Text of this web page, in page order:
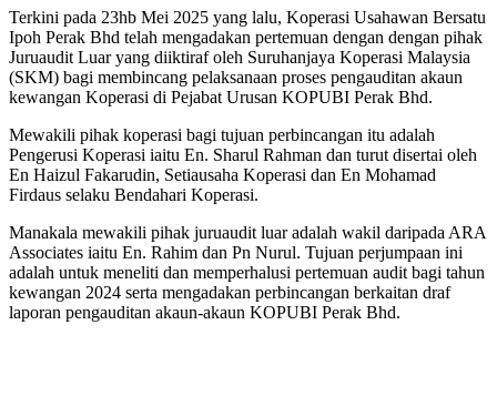
Terkini pada 23hb Mei 2025 yang lalu, Koperasi Usahawan Bersatu
Ipoh Perak Bhd telah mengadakan pertemuan dengan dengan pihak
Juruaudit Luar yang diiktiraf oleh Suruhanjaya Koperasi Malaysia
(SKM) bagi membincang pelaksanaan proses pengauditan akaun
kewangan Koperasi di Pejabat Urusan KOPUBI Perak Bhd.
Mewakili pihak koperasi bagi tujuan perbincangan itu adalah
Pengerusi Koperasi iaitu En. Sharul Rahman dan turut disertai oleh
En Haizul Fakarudin, Setiausaha Koperasi dan En Mohamad
Firdaus selaku Bendahari Koperasi.
Manakala mewakili pihak juruaudit luar adalah wakil daripada ARA
Associates iaitu En. Rahim dan Pn Nurul. Tujuan perjumpaan ini
adalah untuk meneliti dan memperhalusi pertemuan audit bagi tahun
kewangan 2024 serta mengadakan perbincangan berkaitan draf
laporan pengauditan akaun-akaun KOPUBI Perak Bhd.